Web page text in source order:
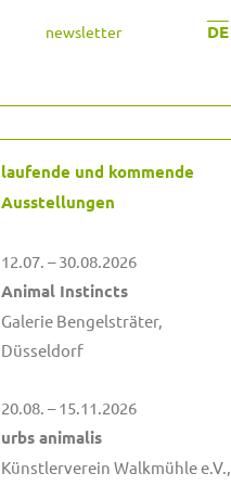
newsletter DE
laufende und kommende
Ausstellungen
12.07. – 30.08.2026
Animal Instincts
Galerie Bengelsträter,
Düsseldorf
20.08. – 15.11.2026
urbs animalis
Künstlerverein Walkmühle e.V.,